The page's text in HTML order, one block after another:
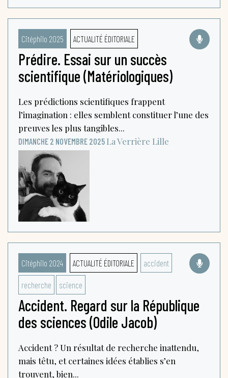
Citéphilo 2025 ACTUALITÉ ÉDITORIALE
Prédire. Essai sur un succès
scientifique (Matériologiques)
Les prédictions scientifiques frappent
l’imagination : elles semblent constituer l’une des
preuves les plus tangibles...
DIMANCHE 2 NOVEMBRE 2025 La Verrière Lille
Citéphilo 2024 ACTUALITÉ ÉDITORIALE accident
recherche science
Accident. Regard sur la République
des sciences (Odile Jacob)
Accident ? Un résultat de recherche inattendu,
mais têtu, et certaines idées établies s’en
trouvent, bien...